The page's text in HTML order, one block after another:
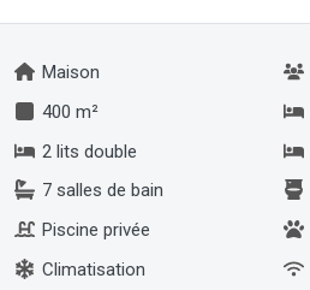
Maison
400 m²
2 lits double
7 salles de bain
Piscine privée
Climatisation